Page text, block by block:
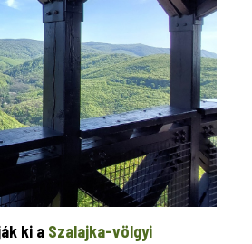
ki a Szalajka-völgyi